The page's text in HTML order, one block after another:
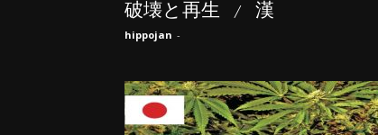
破壊と再生 / 漢
hippojan -